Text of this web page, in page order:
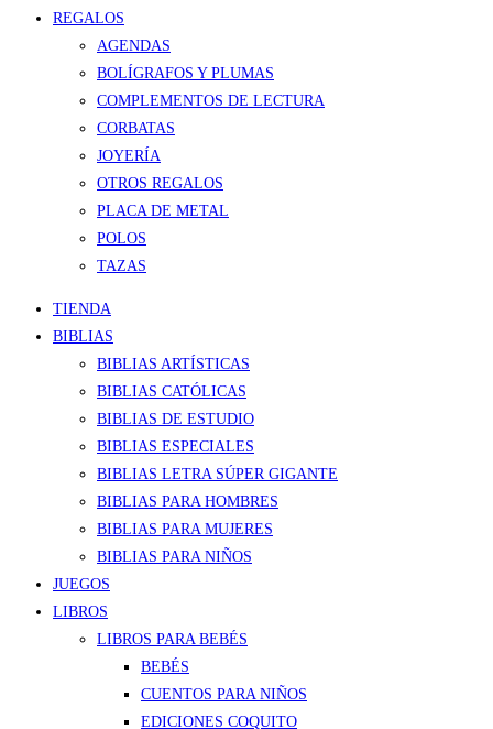
REGALOS
AGENDAS
BOLÍGRAFOS Y PLUMAS
COMPLEMENTOS DE LECTURA
CORBATAS
JOYERÍA
OTROS REGALOS
PLACA DE METAL
POLOS
TAZAS
TIENDA
BIBLIAS
BIBLIAS ARTÍSTICAS
BIBLIAS CATÓLICAS
BIBLIAS DE ESTUDIO
BIBLIAS ESPECIALES
BIBLIAS LETRA SÚPER GIGANTE
BIBLIAS PARA HOMBRES
BIBLIAS PARA MUJERES
BIBLIAS PARA NIÑOS
JUEGOS
LIBROS
LIBROS PARA BEBÉS
BEBÉS
CUENTOS PARA NIÑOS
EDICIONES COQUITO